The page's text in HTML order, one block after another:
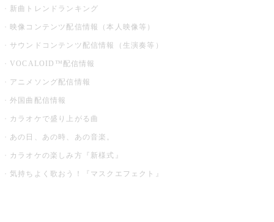
新曲トレンドランキング
映像コンテンツ配信情報（本人映像等）
サウンドコンテンツ配信情報（生演奏等）
VOCALOID™配信情報
アニメソング配信情報
外国曲配信情報
カラオケで盛り上がる曲
あの日、あの時、あの音楽。
カラオケの楽しみ方『新様式』
気持ちよく歌おう！『マスクエフェクト』